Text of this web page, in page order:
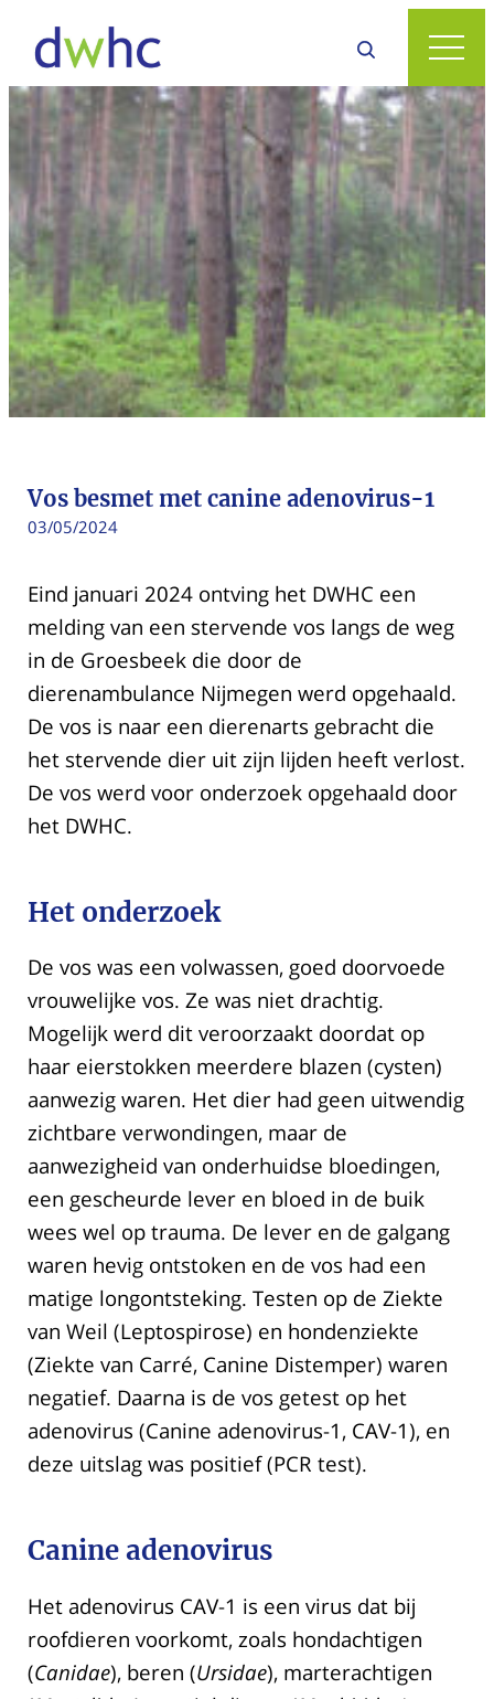
Vos besmet met canine adenovirus-1
03/05/2024
Eind januari 2024 ontving het DWHC een
melding van een stervende vos langs de weg
in de Groesbeek die door de
dierenambulance Nijmegen werd opgehaald.
De vos is naar een dierenarts gebracht die
het stervende dier uit zijn lijden heeft verlost.
De vos werd voor onderzoek opgehaald door
het DWHC.
Het onderzoek
De vos was een volwassen, goed doorvoede
vrouwelijke vos. Ze was niet drachtig.
Mogelijk werd dit veroorzaakt doordat op
haar eierstokken meerdere blazen (cysten)
aanwezig waren. Het dier had geen uitwendig
zichtbare verwondingen, maar de
aanwezigheid van onderhuidse bloedingen,
een gescheurde lever en bloed in de buik
wees wel op trauma. De lever en de galgang
waren hevig ontstoken en de vos had een
matige longontsteking. Testen op de Ziekte
van Weil (Leptospirose) en hondenziekte
(Ziekte van Carré, Canine Distemper) waren
negatief. Daarna is de vos getest op het
adenovirus (Canine adenovirus-1, CAV-1), en
deze uitslag was positief (PCR test).
Canine adenovirus
Het adenovirus CAV-1 is een virus dat bij
roofdieren voorkomt, zoals hondachtigen
(Canidae), beren (Ursidae), marterachtigen